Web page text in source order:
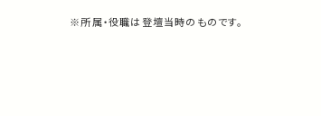
※所属・役職は登壇当時のものです。